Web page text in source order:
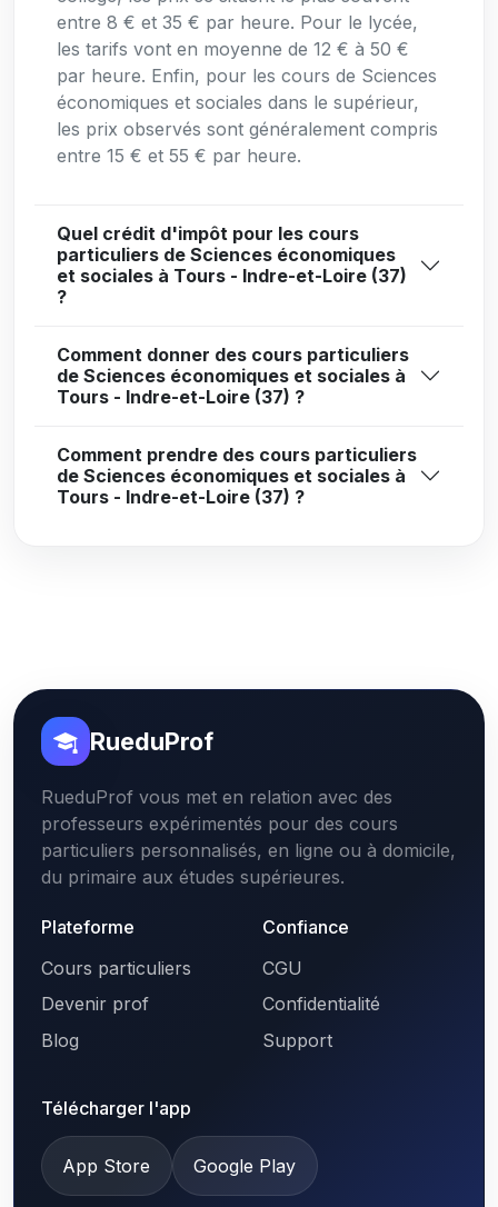
entre 8 € et 35 € par heure. Pour le lycée,
les tarifs vont en moyenne de 12 € à 50 €
par heure. Enfin, pour les cours de Sciences
économiques et sociales dans le supérieur,
les prix observés sont généralement compris
entre 15 € et 55 € par heure.
Quel crédit d'impôt pour les cours
particuliers de Sciences économiques
et sociales à Tours - Indre-et-Loire (37)
?
Comment donner des cours particuliers
de Sciences économiques et sociales à
Tours - Indre-et-Loire (37) ?
Comment prendre des cours particuliers
de Sciences économiques et sociales à
Tours - Indre-et-Loire (37) ?
RueduProf
RueduProf vous met en relation avec des
professeurs expérimentés pour des cours
particuliers personnalisés, en ligne ou à domicile,
du primaire aux études supérieures.
Plateforme
Cours particuliers
Devenir prof
Blog
Confiance
CGU
Confidentialité
Support
Télécharger l'app
App Store Google Play